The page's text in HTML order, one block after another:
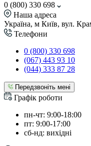
0 (800) 330 698
Наша адреса
Україна, м Київ, вул.
Телефони
0 (800) 330 698
(067) 443 93 10
(044) 333 87 28
Передзвоніть мені
Графік роботи
пн-чт: 9:00-18:00
пт: 9:00-17:00
сб-нд: вихідні